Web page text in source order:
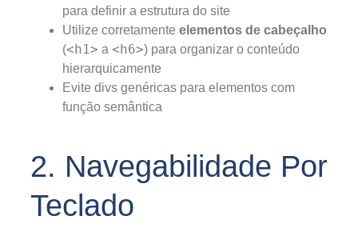
para definir a estrutura do site
Utilize corretamente elementos de cabeçalho
(<h1> a <h6>) para organizar o conteúdo
hierarquicamente
Evite divs genéricas para elementos com
função semântica
2. Navegabilidade Por
Teclado